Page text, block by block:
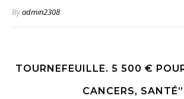
Byadmin2308
TOURNEFEUILLE. 5 500 €
CANCERS, SANTÉ”